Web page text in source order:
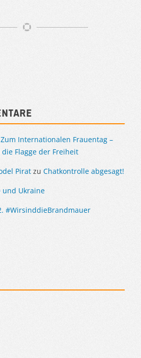
Zum Internationalen Frauentag –
Flagge der Freiheit
Pirat zu Chatkontrolle abgesagt!
und Ukraine
#WirsinddieBrandmauer